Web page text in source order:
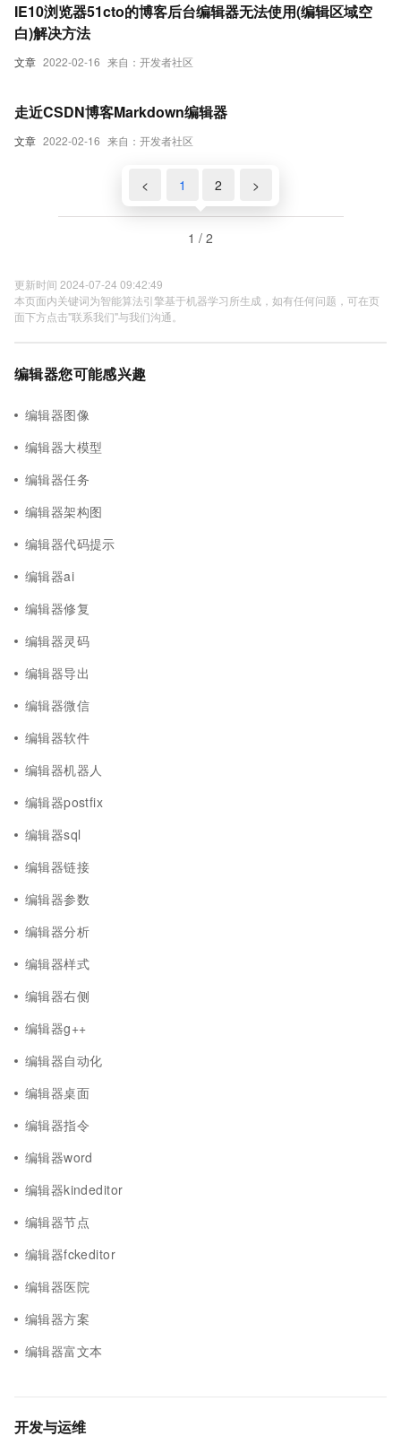
文章 2022-02-16 来自：开发者社区
IE10浏览器51cto的博客后台编辑器无法使用(编辑区域空
白)解决方法
文章 2022-02-16 来自：开发者社区
走近CSDN博客Markdown编辑器
< 1 2 >
1 / 2
更新时间 2024-07-24 09:42:49
本页面内关键词为智能算法引擎基于机器学习所生成，如有任何问题，可在页
面下方点击"联系我们"与我们沟通。
编辑器您可能感兴趣
编辑器图像
编辑器大模型
编辑器任务
编辑器架构图
编辑器代码提示
编辑器ai
编辑器修复
编辑器灵码
编辑器导出
编辑器微信
编辑器软件
编辑器机器人
编辑器postfix
编辑器sql
编辑器链接
编辑器参数
编辑器分析
编辑器样式
编辑器右侧
编辑器g++
编辑器自动化
编辑器桌面
编辑器指令
编辑器word
编辑器kindeditor
编辑器节点
编辑器fckeditor
编辑器医院
编辑器方案
编辑器富文本
开发与运维